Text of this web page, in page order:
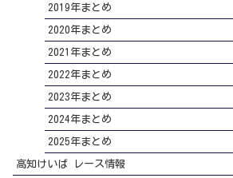
2019年まとめ
2020年まとめ
2021年まとめ
2022年まとめ
2023年まとめ
2024年まとめ
2025年まとめ
高知けいば レース情報